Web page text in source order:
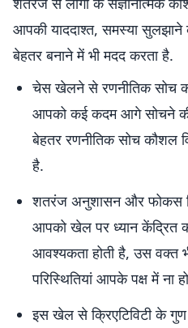
आपकी याददाश्त, समस्या
बेहतर बनाने में भी मदद करता है.
चेस खेलने से रणनीतिक सोच
आपको कई कदम आगे सोचने
बेहतर रणनीतिक सोच कौशल
है.
शतरंज अनुशासन और फोकस
आपको खेल पर ध्यान केंद्रित
आवश्यकता होती है, उस वक्त
परिस्थितियां आपके पक्ष में ना
इस खेल से क्रिएटिविटी के गुण